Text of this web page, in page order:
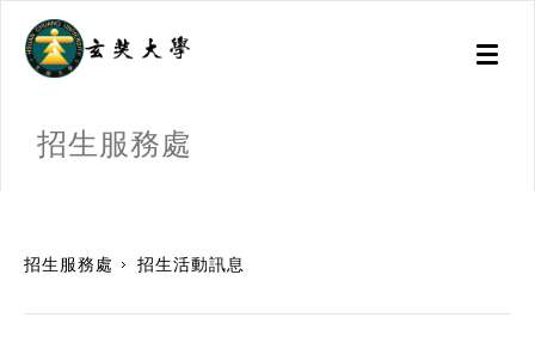
Toggle
招生服務處
招生服務處 招生活動訊息